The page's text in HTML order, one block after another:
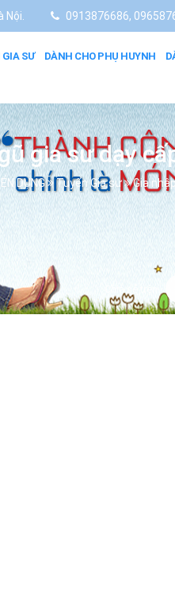
Nội. 0913876686,
SƯ DÀNH CHO PHỤ HUYNH
gia sư dạy
DỤNG Tuyển Gia sư Gia